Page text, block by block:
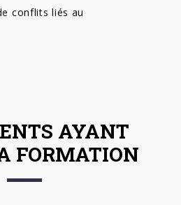
conflits liés au
AYANT
FORMATION